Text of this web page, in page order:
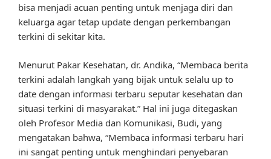
bisa menjadi acuan penting untuk menjaga diri dan
keluarga agar tetap update dengan perkembangan
terkini di sekitar kita.
Menurut Pakar Kesehatan, dr. Andika, “Membaca berita
terkini adalah langkah yang bijak untuk selalu up to
date dengan informasi terbaru seputar kesehatan dan
situasi terkini di masyarakat.” Hal ini juga ditegaskan
oleh Profesor Media dan Komunikasi, Budi, yang
mengatakan bahwa, “Membaca informasi terbaru hari
ini sangat penting untuk menghindari penyebaran